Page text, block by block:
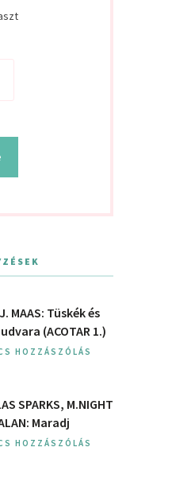
MAAS: Tüskék és
(ACOTAR 1.)
HOZZÁSZÓLÁS
SPARKS, M.NIGHT
Maradj
HOZZÁSZÓLÁS